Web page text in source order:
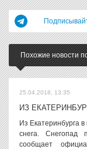
Похожие новости
25.04.2018, 13:35
ИЗ
Из Екатеринбурга
снега. Снегопад
сообщает